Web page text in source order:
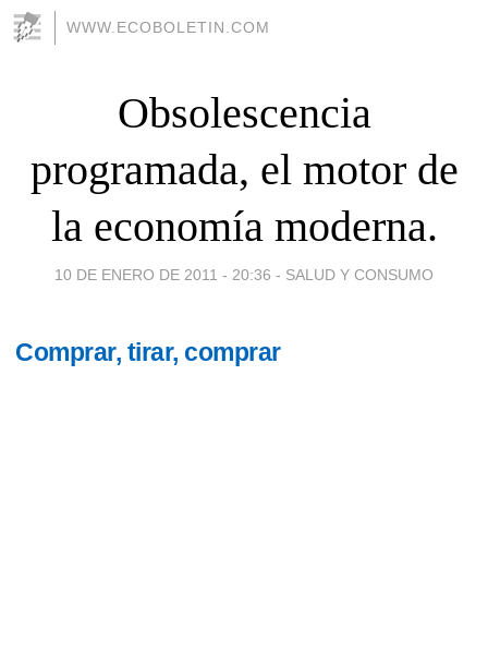
WWW.ECOBOLETIN.COM
Obsolescencia
programada, el motor de
la economía moderna.
10 DE ENERO DE 2011 - 20:36 - SALUD Y CONSUMO
Comprar, tirar, comprar